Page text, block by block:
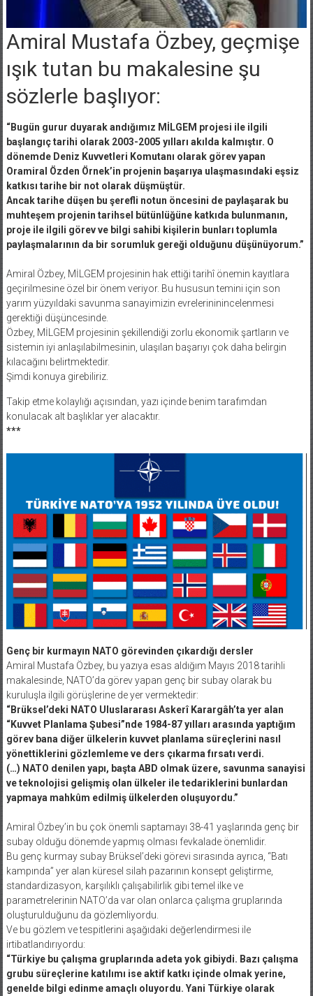
Amiral Mustafa Özbey, geçmişe
ışık tutan bu makalesine şu
sözlerle başlıyor:
“Bugün gurur duyarak andığımız MİLGEM projesi ile ilgili
başlangıç tarihi olarak 2003-2005 yılları akılda kalmıştır. O
dönemde Deniz Kuvvetleri Komutanı olarak görev yapan
Oramiral Özden Örnek’in projenin başarıya ulaşmasındaki eşsiz
katkısı tarihe bir not olarak düşmüştür.
Ancak tarihe düşen bu şerefli notun öncesini de paylaşarak bu
muhteşem projenin tarihsel bütünlüğüne katkıda bulunmanın,
proje ile ilgili görev ve bilgi sahibi kişilerin bunları toplumla
paylaşmalarının da bir sorumluk gereği olduğunu düşünüyorum.”
Amiral Özbey, MİLGEM projesinin hak ettiği tarihî önemin kayıtlara
geçirilmesine özel bir önem veriyor. Bu hususun temini için son
yarım yüzyıldaki savunma sanayimizin evrelerininincelenmesi
gerektiği düşüncesinde.
Özbey, MİLGEM projesinin şekillendiği zorlu ekonomik şartların ve
sistemin iyi anlaşılabilmesinin, ulaşılan başarıyı çok daha belirgin
kılacağını belirtmektedir.
Şimdi konuya girebiliriz.
Takip etme kolaylığı açısından, yazı içinde benim tarafımdan
konulacak alt başlıklar yer alacaktır.
***
Genç bir kurmayın NATO görevinden çıkardığı dersler
Amiral Mustafa Özbey, bu yazıya esas aldığım Mayıs 2018 tarihli
makalesinde, NATO’da görev yapan genç bir subay olarak bu
kuruluşla ilgili görüşlerine de yer vermektedir:
“Brüksel’deki NATO Uluslararası Askerî Karargâh’ta yer alan
“Kuvvet Planlama Şubesi”nde 1984-87 yılları arasında yaptığım
görev bana diğer ülkelerin kuvvet planlama süreçlerini nasıl
yönettiklerini gözlemleme ve ders çıkarma fırsatı verdi.
(…) NATO denilen yapı, başta ABD olmak üzere, savunma sanayisi
ve teknolojisi gelişmiş olan ülkeler ile tedariklerini bunlardan
yapmaya mahkûm edilmiş ülkelerden oluşuyordu.”
Amiral Özbey’in bu çok önemli saptamayı 38-41 yaşlarında genç bir
subay olduğu dönemde yapmış olması fevkalade önemlidir.
Bu genç kurmay subay Brüksel’deki görevi sırasında ayrıca, “Batı
kampında” yer alan küresel silah pazarının konsept geliştirme,
standardizasyon, karşılıklı çalışabilirlik gibi temel ilke ve
parametrelerinin NATO’da var olan onlarca çalışma gruplarında
oluşturulduğunu da gözlemliyordu.
Ve bu gözlem ve tespitlerini aşağıdaki değerlendirmesi ile
irtibatlandırıyordu:
“Türkiye bu çalışma gruplarında adeta yok gibiydi. Bazı çalışma
grubu süreçlerine katılımı ise aktif katkı içinde olmak yerine,
genelde bilgi edinme amaçlı oluyordu. Yani Türkiye olarak